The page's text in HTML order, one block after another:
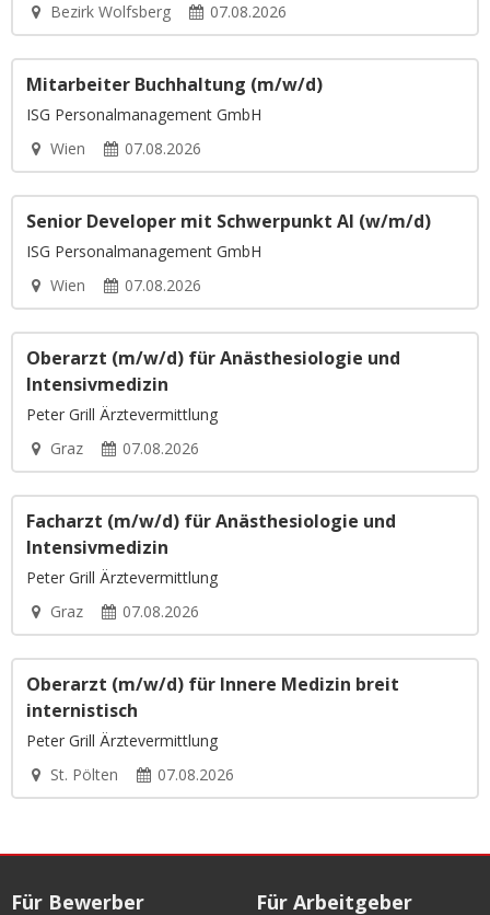
Bezirk Wolfsberg
07.08.2026
Mitarbeiter Buchhaltung (m/w/d)
ISG Personalmanagement GmbH
Wien
07.08.2026
Senior Developer mit Schwerpunkt AI (w/m/d)
ISG Personalmanagement GmbH
Wien
07.08.2026
Oberarzt (m/w/d) für Anästhesiologie und
Intensivmedizin
Peter Grill Ärztevermittlung
Graz
07.08.2026
Facharzt (m/w/d) für Anästhesiologie und
Intensivmedizin
Peter Grill Ärztevermittlung
Graz
07.08.2026
Oberarzt (m/w/d) für Innere Medizin breit
internistisch
Peter Grill Ärztevermittlung
St. Pölten
07.08.2026
Für Bewerber Für Arbeitgeber